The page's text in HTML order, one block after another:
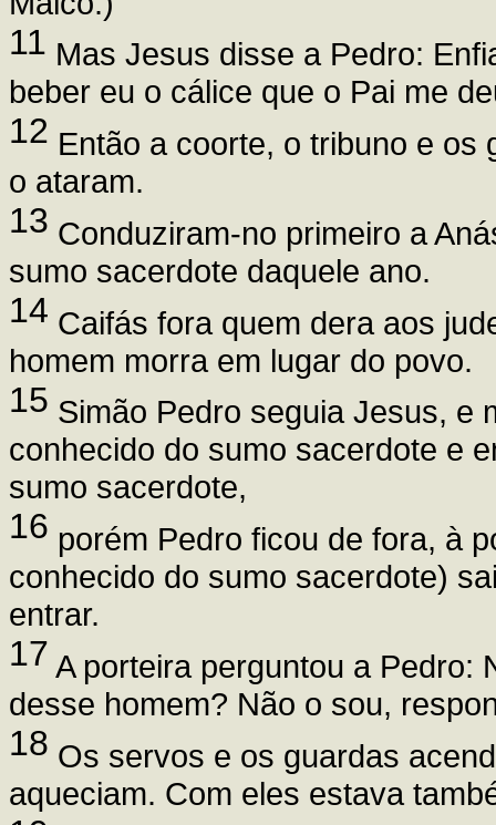
11 Mas Jesus disse a Pedro:
beber eu o cálice que o Pai me
12 Então a coorte, o tribuno e
o ataram.
13 Conduziram-no primeiro a
sumo sacerdote daquele ano.
14 Caifás fora quem dera aos
homem morra em lugar do povo.
15 Simão Pedro seguia Jesus, e
conhecido do sumo sacerdote e
sumo sacerdote,
16 porém Pedro ficou de fora, à
conhecido do sumo sacerdote)
entrar.
17 A porteira perguntou a Pedro:
desse homem? Não o sou,
18 Os servos e os guardas
aqueciam. Com eles estava